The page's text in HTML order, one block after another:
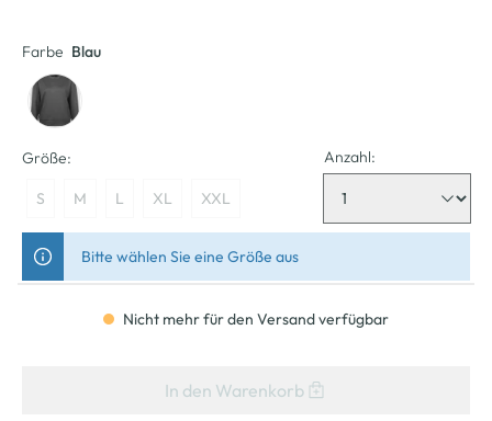
Farbe Blau
Größe:
S M L XL XXL
Anzahl:
Bitte wählen Sie eine Größe aus
Nicht mehr für den Versand verfügbar
In den Warenkorb